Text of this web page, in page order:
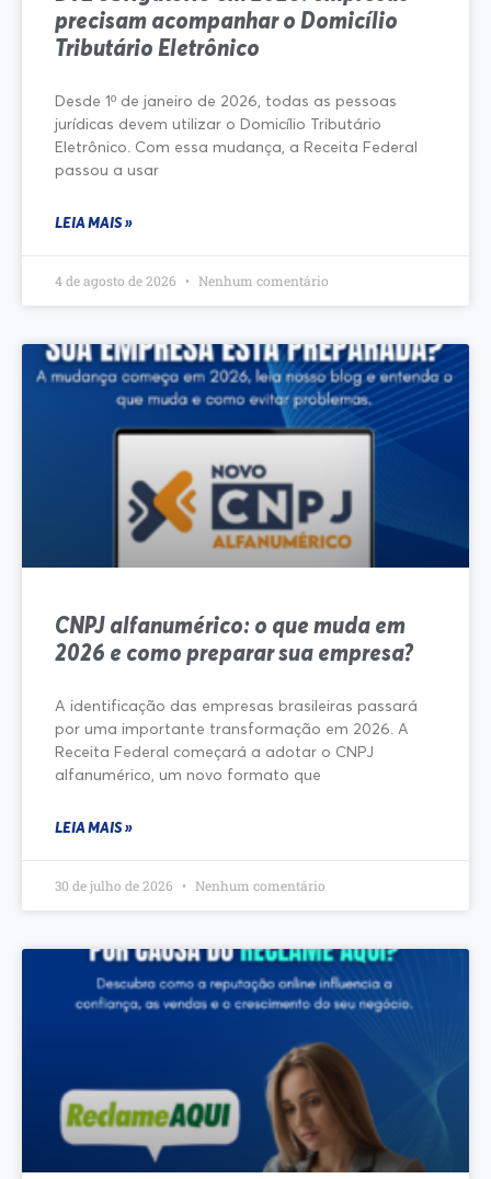
precisam acompanhar o Domicílio
Tributário Eletrônico
Desde 1º de janeiro de 2026, todas as pessoas
jurídicas devem utilizar o Domicílio Tributário
Eletrônico. Com essa mudança, a Receita Federal
passou a usar
LEIA MAIS »
4 de agosto de 2026 Nenhum comentário
CNPJ alfanumérico: o que muda em
2026 e como preparar sua empresa?
A identificação das empresas brasileiras passará
por uma importante transformação em 2026. A
Receita Federal começará a adotar o CNPJ
alfanumérico, um novo formato que
LEIA MAIS »
30 de julho de 2026 Nenhum comentário